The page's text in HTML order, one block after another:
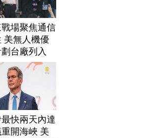
場聚焦通信
美無人機優
台廠列入
快兩天內達
開海峽 美